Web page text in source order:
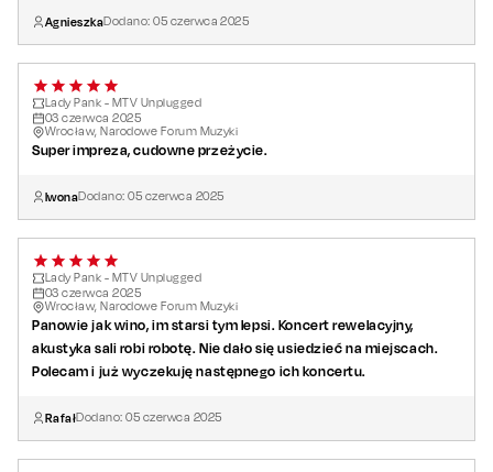
AgnieszkaDodano:05 czerwca 2025
Lady Pank - MTV Unplugged
03 czerwca 2025
Wrocław, Narodowe Forum Muzyki
Super impreza, cudowne przeżycie.
IwonaDodano:05 czerwca 2025
Lady Pank - MTV Unplugged
03 czerwca 2025
Wrocław, Narodowe Forum Muzyki
Panowie jak wino, im starsi tym lepsi. Koncert rewelacyjny,
akustyka sali robi robotę. Nie dało się usiedzieć na miejscach.
Polecam i już wyczekuję następnego ich koncertu.
RafałDodano:05 czerwca 2025